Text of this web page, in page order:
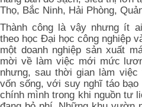
Thọ, Bắc Ninh, Hải Phòng,
Thành công là vậy nhưng ít
theo học Đại học công nghiệp
một doanh nghiệp sản xuất
mời về làm việc mới mức
nhưng, sau thời gian làm
vốn sống, với suy nghĩ táo
chính mình trong khi nguồn tư